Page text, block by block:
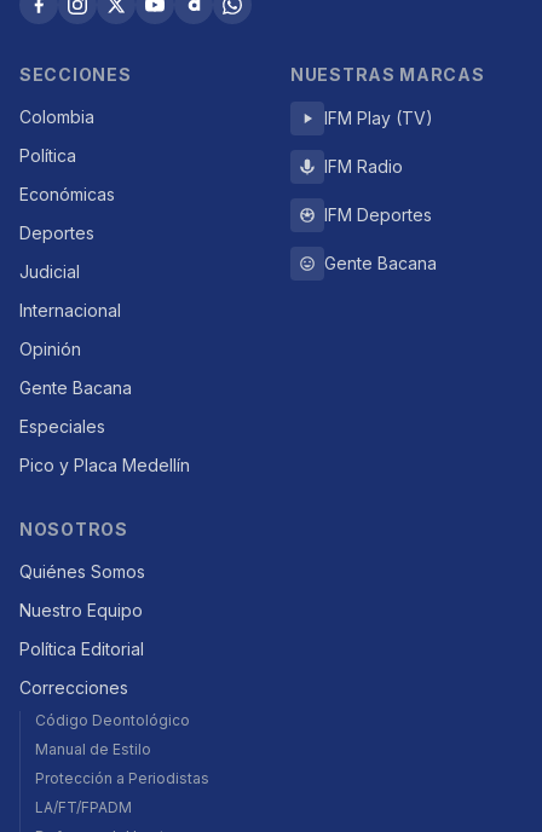
SECCIONES
Colombia
Política
Económicas
Deportes
Judicial
Internacional
Opinión
Gente Bacana
Especiales
Pico y Placa Medellín
NUESTRAS MARCAS
IFM Play (TV)
IFM Radio
IFM Deportes
Gente Bacana
NOSOTROS
Quiénes Somos
Nuestro Equipo
Política Editorial
Correcciones
Código Deontológico
Manual de Estilo
Protección a Periodistas
LA/FT/FPADM